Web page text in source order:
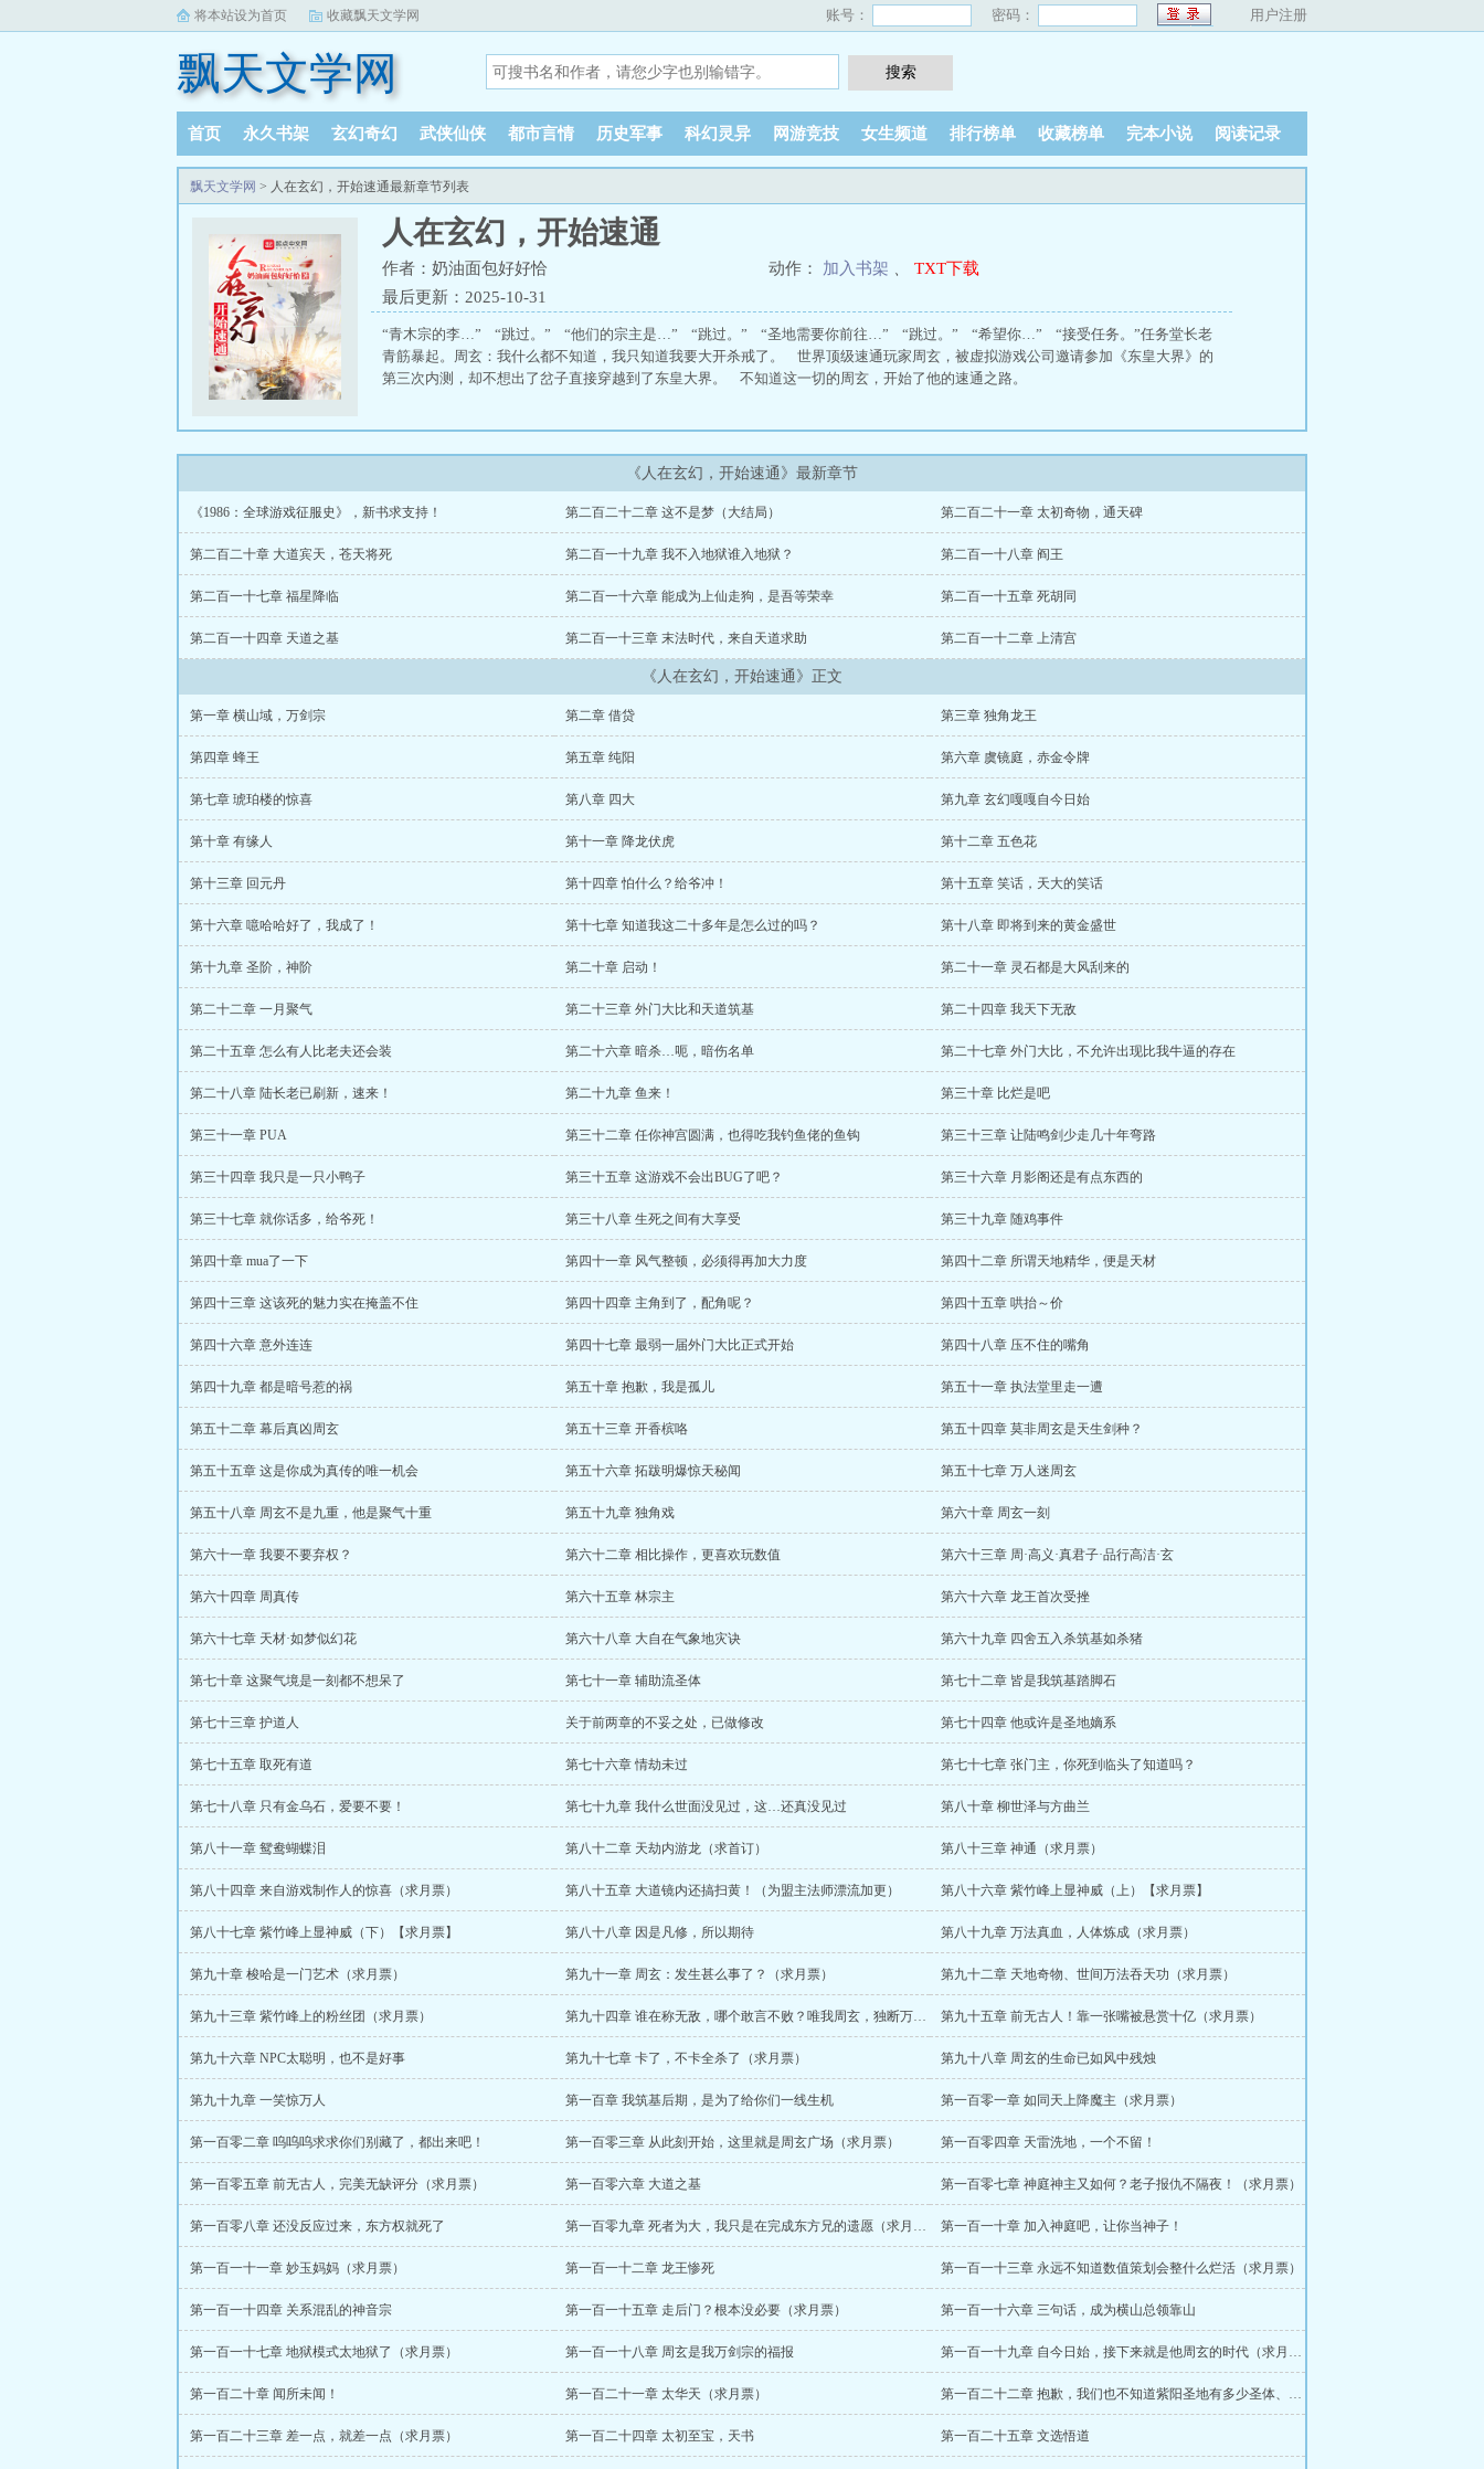
将本站设为首页 收藏飘天文学网 账号： 密码： 用户注册
飘天文学网
首页 永久书架 玄幻奇幻 武侠仙侠 都市言情 历史军事 科幻灵异 网游竞技 女生频道 排行榜单 收藏榜单 完本小说 阅读记录
飘天文学网 > 人在玄幻，开始速通最新章节列表
人在玄幻，开始速通
作者：奶油面包好好恰 动作： 加入书架
TXT下载
最后更新：2025-10-31
“青木宗的李…” “跳过。” “他们的宗主是…” “跳过。” “圣地需要你前往…” “跳过。” “希望你…” “接受任务。”任务堂长老
青筋暴起。周玄：我什么都不知道，我只知道我要大开杀戒了。 世界顶级速通玩家周玄，被虚拟游戏公司邀请参加《东皇大界》的
第三次内测，却不想出了岔子直接穿越到了东皇大界。 不知道这一切的周玄，开始了他的速通之路。
《人在玄幻，开始速通》最新章节
《1986：全球游戏征服史》，新书求支持！ 第二百二十二章 这不是梦（大结局） 第二百二十一章 太初奇物，通天碑
第二百二十章 大道宾天，苍天将死 第二百一十九章 我不入地狱谁入地狱？ 第二百一十八章 阎王
第二百一十七章 福星降临 第二百一十六章 能成为上仙走狗，是吾等荣幸 第二百一十五章 死胡同
第二百一十四章 天道之基 第二百一十三章 末法时代，来自天道求助 第二百一十二章 上清宫
《人在玄幻，开始速通》正文
第一章 横山域，万剑宗 第二章 借贷 第三章 独角龙王
第四章 蜂王 第五章 纯阳 第六章 虞镜庭，赤金令牌
第七章 琥珀楼的惊喜 第八章 四大 第九章 玄幻嘎嘎自今日始
第十章 有缘人 第十一章 降龙伏虎 第十二章 五色花
第十三章 回元丹 第十四章 怕什么？给爷冲！ 第十五章 笑话，天大的笑话
第十六章 噫哈哈好了，我成了！ 第十七章 知道我这二十多年是怎么过的吗？ 第十八章 即将到来的黄金盛世
第十九章 圣阶，神阶 第二十章 启动！ 第二十一章 灵石都是大风刮来的
第二十二章 一月聚气 第二十三章 外门大比和天道筑基 第二十四章 我天下无敌
第二十五章 怎么有人比老夫还会装 第二十六章 暗杀…呃，暗伤名单 第二十七章 外门大比，不允许出现比我牛逼的存在
第二十八章 陆长老已刷新，速来！ 第二十九章 鱼来！ 第三十章 比烂是吧
第三十一章 PUA 第三十二章 任你神宫圆满，也得吃我钓鱼佬的鱼钩 第三十三章 让陆鸣剑少走几十年弯路
第三十四章 我只是一只小鸭子 第三十五章 这游戏不会出BUG了吧？ 第三十六章 月影阁还是有点东西的
第三十七章 就你话多，给爷死！ 第三十八章 生死之间有大享受 第三十九章 随鸡事件
第四十章 mua了一下 第四十一章 风气整顿，必须得再加大力度 第四十二章 所谓天地精华，便是天材
第四十三章 这该死的魅力实在掩盖不住 第四十四章 主角到了，配角呢？ 第四十五章 哄抬～价
第四十六章 意外连连 第四十七章 最弱一届外门大比正式开始 第四十八章 压不住的嘴角
第四十九章 都是暗号惹的祸 第五十章 抱歉，我是孤儿 第五十一章 执法堂里走一遭
第五十二章 幕后真凶周玄 第五十三章 开香槟咯 第五十四章 莫非周玄是天生剑种？
第五十五章 这是你成为真传的唯一机会 第五十六章 拓跋明爆惊天秘闻 第五十七章 万人迷周玄
第五十八章 周玄不是九重，他是聚气十重 第五十九章 独角戏 第六十章 周玄一刻
第六十一章 我要不要弃权？ 第六十二章 相比操作，更喜欢玩数值 第六十三章 周·高义·真君子·品行高洁·玄
第六十四章 周真传 第六十五章 林宗主 第六十六章 龙王首次受挫
第六十七章 天材·如梦似幻花 第六十八章 大自在气象地灾诀 第六十九章 四舍五入杀筑基如杀猪
第七十章 这聚气境是一刻都不想呆了 第七十一章 辅助流圣体 第七十二章 皆是我筑基踏脚石
第七十三章 护道人 关于前两章的不妥之处，已做修改 第七十四章 他或许是圣地嫡系
第七十五章 取死有道 第七十六章 情劫未过 第七十七章 张门主，你死到临头了知道吗？
第七十八章 只有金乌石，爱要不要！ 第七十九章 我什么世面没见过，这…还真没见过 第八十章 柳世泽与方曲兰
第八十一章 鸳鸯蝴蝶泪 第八十二章 天劫内游龙（求首订） 第八十三章 神通（求月票）
第八十四章 来自游戏制作人的惊喜（求月票） 第八十五章 大道镜内还搞扫黄！（为盟主法师漂流加更） 第八十六章 紫竹峰上显神威（上）【求月票】
第八十七章 紫竹峰上显神威（下）【求月票】 第八十八章 因是凡修，所以期待 第八十九章 万法真血，人体炼成（求月票）
第九十章 梭哈是一门艺术（求月票） 第九十一章 周玄：发生甚么事了？（求月票） 第九十二章 天地奇物、世间万法吞天功（求月票）
第九十三章 紫竹峰上的粉丝团（求月票） 第九十四章 谁在称无敌，哪个敢言不败？唯我周玄，独断万古（求月票） 第九十五章 前无古人！靠一张嘴被悬赏十亿（求月票）
第九十六章 NPC太聪明，也不是好事 第九十七章 卡了，不卡全杀了（求月票） 第九十八章 周玄的生命已如风中残烛
第九十九章 一笑惊万人 第一百章 我筑基后期，是为了给你们一线生机 第一百零一章 如同天上降魔主（求月票）
第一百零二章 呜呜呜求求你们别藏了，都出来吧！ 第一百零三章 从此刻开始，这里就是周玄广场（求月票） 第一百零四章 天雷洗地，一个不留！
第一百零五章 前无古人，完美无缺评分（求月票） 第一百零六章 大道之基 第一百零七章 神庭神主又如何？老子报仇不隔夜！（求月票）
第一百零八章 还没反应过来，东方权就死了 第一百零九章 死者为大，我只是在完成东方兄的遗愿（求月票） 第一百一十章 加入神庭吧，让你当神子！
第一百一十一章 妙玉妈妈（求月票） 第一百一十二章 龙王惨死 第一百一十三章 永远不知道数值策划会整什么烂活（求月票）
第一百一十四章 关系混乱的神音宗 第一百一十五章 走后门？根本没必要（求月票） 第一百一十六章 三句话，成为横山总领靠山
第一百一十七章 地狱模式太地狱了（求月票） 第一百一十八章 周玄是我万剑宗的福报 第一百一十九章 自今日始，接下来就是他周玄的时代（求月票）
第一百二十章 闻所未闻！ 第一百二十一章 太华天（求月票） 第一百二十二章 抱歉，我们也不知道紫阳圣地有多少圣体、神体
第一百二十三章 差一点，就差一点（求月票） 第一百二十四章 太初至宝，天书 第一百二十五章 文选悟道